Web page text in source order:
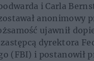
i Carla
anonimowy
ujawnił
dyrektora
(FBI) i postanowił